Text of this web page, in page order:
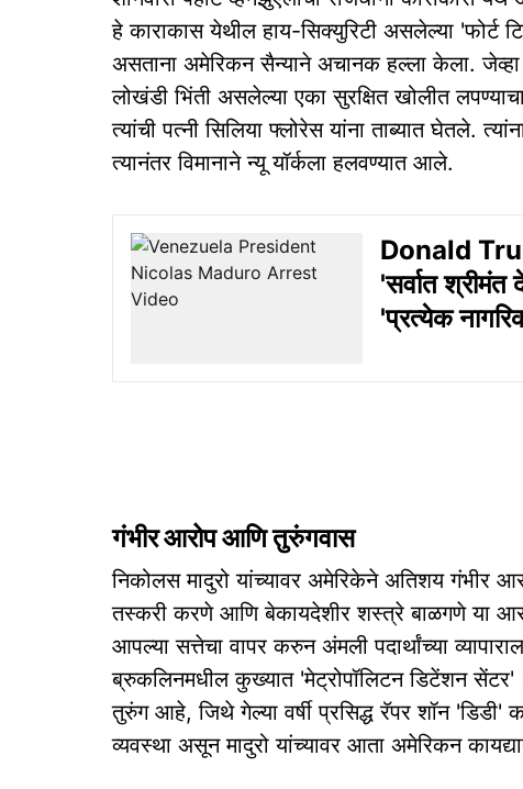
हे काराकास येथील हाय-सिक्युरिटी असलेल्या 'फोर्ट
असताना अमेरिकन सैन्याने अचानक हल्ला केला. जेव्हा
लोखंडी भिंती असलेल्या एका सुरक्षित खोलीत
त्यांची पत्नी सिलिया फ्लोरेस यांना ताब्यात घेतले.
त्यानंतर विमानाने न्यू यॉर्कला हलवण्यात आले.
Donald
'सर्वात श्रीमंत
'प्रत्येक
गंभीर आरोप आणि तुरुंगवास
निकोलस मादुरो यांच्यावर अमेरिकेने अतिशय गंभीर
तस्करी करणे आणि बेकायदेशीर शस्त्रे बाळगणे या
आपल्या सत्तेचा वापर करुन अंमली पदार्थांच्या
ब्रुकलिनमधील कुख्यात 'मेट्रोपॉलिटन डिटेंशन
तुरुंग आहे, जिथे गेल्या वर्षी प्रसिद्ध रॅपर शॉन
व्यवस्था असून मादुरो यांच्यावर आता अमेरिकन